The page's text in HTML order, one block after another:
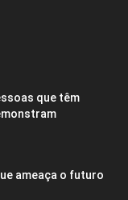
que têm
ameaça o futuro